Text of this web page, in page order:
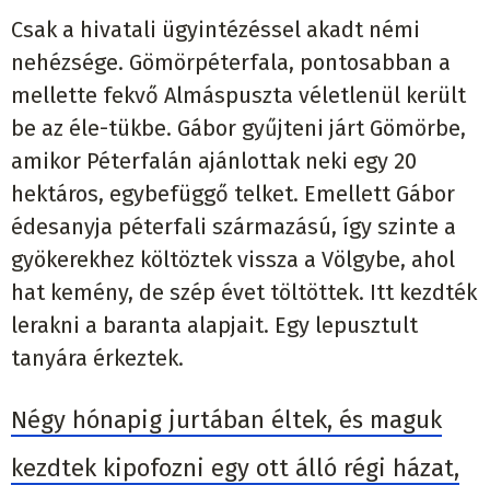
Csak a hivatali ügyintézéssel akadt némi
nehézsége. Gömörpéterfala, pontosabban a
mellette fekvő Almáspuszta véletlenül került
be az éle-tükbe. Gábor gyűjteni járt Gömörbe,
amikor Péterfalán ajánlottak neki egy 20
hektáros, egybefüggő telket. Emellett Gábor
édesanyja péterfali származású, így szinte a
gyökerekhez költöztek vissza a Völgybe, ahol
hat kemény, de szép évet töltöttek. Itt kezdték
lerakni a baranta alapjait. Egy lepusztult
tanyára érkeztek.
Négy hónapig jurtában éltek, és maguk
kezdtek kipofozni egy ott álló régi házat,